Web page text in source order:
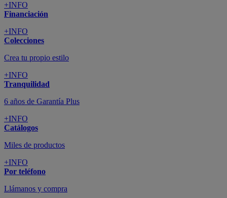
+INFO
Financiación
+INFO
Colecciones
Crea tu propio estilo
+INFO
Tranquilidad
6 años de Garantía Plus
+INFO
Catálogos
Miles de productos
+INFO
Por teléfono
Llámanos y compra